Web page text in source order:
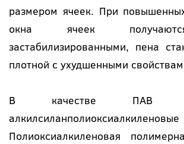
размером ячеек. При
окна ячеек
застабилизированными, пена
плотной с ухудшенными
В качестве ПАВ
Полиоксиалкиленовая